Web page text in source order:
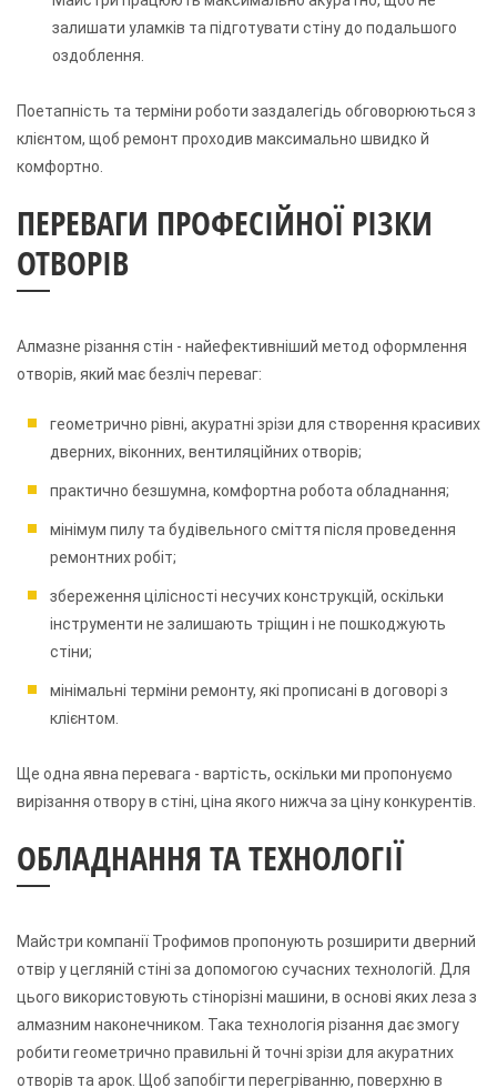
залишати уламків та підготувати стіну до подальшого
оздоблення.
Поетапність та терміни роботи заздалегідь обговорюються з
клієнтом, щоб ремонт проходив максимально швидко й
комфортно.
ПЕРЕВАГИ ПРОФЕСІЙНОЇ РІЗКИ
ОТВОРІВ
Алмазне різання стін - найефективніший метод оформлення
отворів, який має безліч переваг:
геометрично рівні, акуратні зрізи для створення красивих
дверних, віконних, вентиляційних отворів;
практично безшумна, комфортна робота обладнання;
мінімум пилу та будівельного сміття після проведення
ремонтних робіт;
збереження цілісності несучих конструкцій, оскільки
інструменти не залишають тріщин і не пошкоджують
стіни;
мінімальні терміни ремонту, які прописані в договорі з
клієнтом.
Ще одна явна перевага - вартість, оскільки ми пропонуємо
вирізання отвору в стіні, ціна якого нижча за ціну конкурентів.
ОБЛАДНАННЯ ТА ТЕХНОЛОГІЇ
Майстри компанії Трофимов пропонують розширити дверний
отвір у цегляній стіні за допомогою сучасних технологій. Для
цього використовують стінорізні машини, в основі яких леза з
алмазним наконечником. Така технологія різання дає змогу
робити геометрично правильні й точні зрізи для акуратних
отворів та арок. Щоб запобігти перегріванню, поверхню в